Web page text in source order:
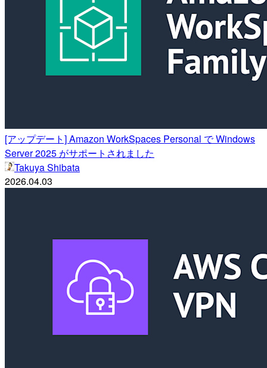
[アップデート] Amazon WorkSpaces Personal で Windows
Server 2025 がサポートされました
Takuya Shibata
2026.04.03